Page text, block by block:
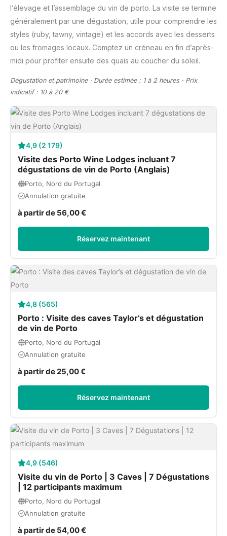
l’élevage et l’assemblage du vin de porto. La visite se termine
généralement par une dégustation, utile pour comprendre les
styles (ruby, tawny, vintage) et les accords avec les desserts
ou les fromages locaux. Comptez un créneau en fin d’après-
midi pour profiter ensuite des quais au coucher du soleil.
Dégustation et patrimoine · Durée estimée : 1 à 2 heures · Prix
indicatif : 10 à 20 €
4,9 (2 179)
Visite des Porto Wine Lodges incluant 7
dégustations de vin de Porto (Anglais)
Porto, Nord du Portugal
Annulation gratuite
à partir de 56,00 €
Réservez maintenant
4,8 (565)
Porto : Visite des caves Taylor’s et dégustation
de vin de Porto
Porto, Nord du Portugal
Annulation gratuite
à partir de 25,00 €
Réservez maintenant
4,9 (546)
Visite du vin de Porto | 3 Caves | 7 Dégustations
| 12 participants maximum
Porto, Nord du Portugal
Annulation gratuite
à partir de 54,00 €